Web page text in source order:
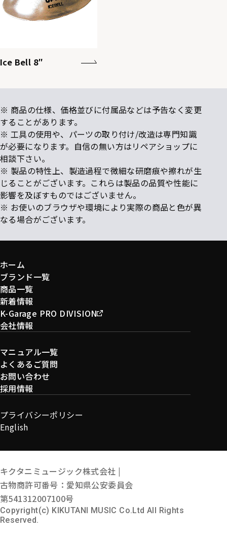
Ice Bell 8″
※ 商品の仕様、価格並びに付属品などは予告なく変更
することがあります。
※ 工具の使用や、パーツの取り付け/改造は専門知識
が必要になります。自信の無い方はリペアショップに
相談下さい。
※ 製品の特性上、製造過程で微細な研磨痕や擦れが生
じることがございます。これらは製品の品質や性能に
影響を及ぼすものではございません。
※ お使いのブラウザや環境により実際の商品と色が異
なる場合がございます。
ホーム
ブランド一覧
商品一覧
新着情報
K-Garage PRO DIVISION
会社情報
マニュアル一覧
よくあるご質問
お問い合わせ
採用情報
プライバシーポリシー
English
キクタニミュージック株式会社 |
古物商許可番号：愛知県公安委員会
第541312007100号
Copyright(c) KIKUTANI MUSIC Co.Ltd All Rights
Reserved.